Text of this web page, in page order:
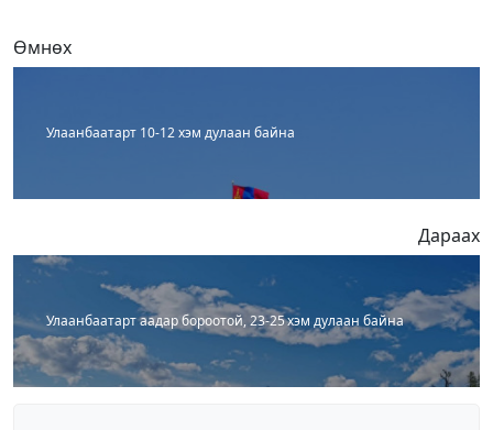
Өмнөх
Улаанбаатарт 10-12 хэм дулаан байна
Дараах
Улаанбаатарт аадар бороотой, 23-25 хэм дулаан байна